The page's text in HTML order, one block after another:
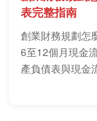
表完整指南
創業財務規劃怎
6至12個月現金
產負債表與現金